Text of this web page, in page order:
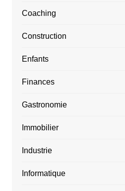
Coaching
Construction
Enfants
Finances
Gastronomie
Immobilier
Industrie
Informatique